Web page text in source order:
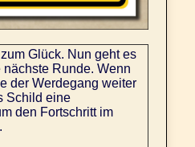
Glück. Nun geht es
Runde. Wenn
der Werdegang weiter
Schild eine
den Fortschritt im